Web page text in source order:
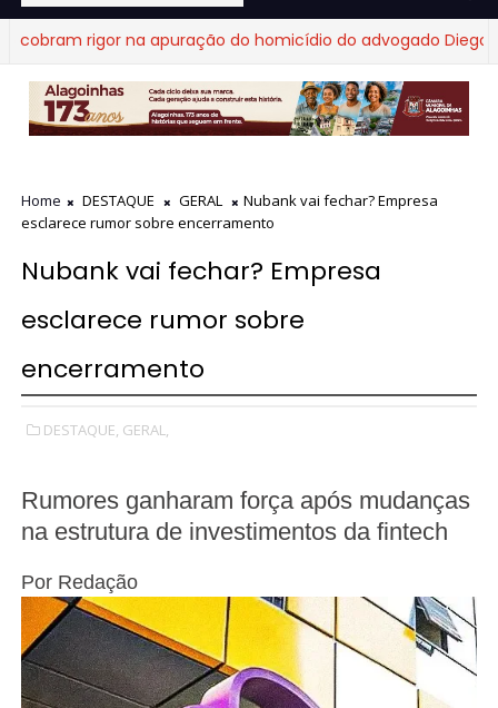
rigor na apuração do homicídio do advogado Diego
Home DESTAQUE GERAL
Nubank vai fechar? Empresa
esclarece rumor sobre encerramento
Nubank vai fechar? Empresa
esclarece rumor sobre
encerramento
DESTAQUE, GERAL,
Rumores ganharam força após mudanças
na estrutura de investimentos da fintech
Por Redação